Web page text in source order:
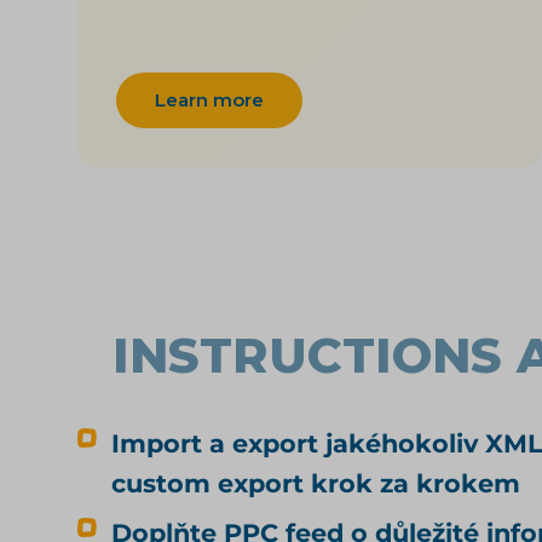
Learn more
INSTRUCTIONS
Import a export jakéhokoliv
custom export krok za krokem
Doplňte PPC feed o důležité